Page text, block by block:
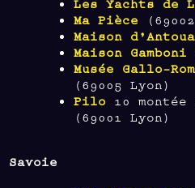
Ma Pièce
Maison
Maison Gamboni
Musée Gallo-
(69005 Lyon)
Pilo 10
(69001 Lyon)
Savoie